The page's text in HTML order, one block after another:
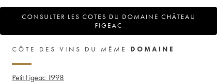
CONSULTER LES COTES DU DOMAINE CHÂTEAU
FIGEAC
CÔTE DES VINS DU MÊME DOMAINE
Petit Figeac 1998